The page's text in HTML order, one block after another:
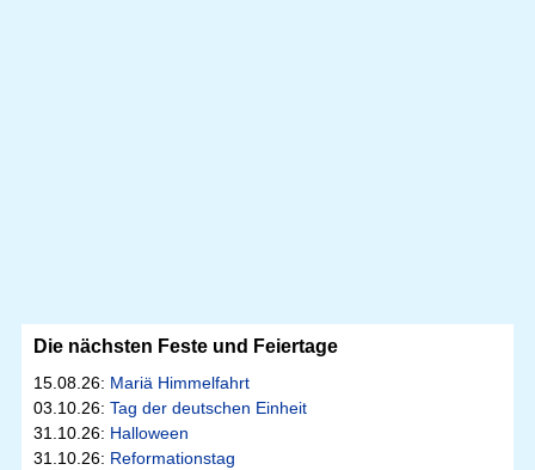
Die nächsten Feste und Feiertage
15.08.26: Mariä Himmelfahrt
03.10.26: Tag der deutschen Einheit
31.10.26: Halloween
31.10.26: Reformationstag